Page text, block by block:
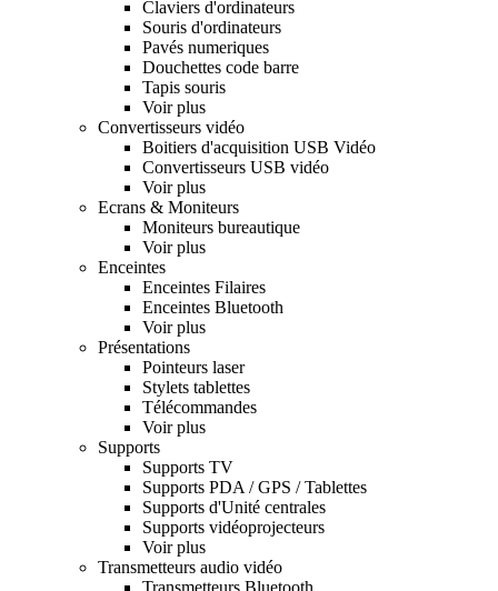
Claviers d'ordinateurs
Souris d'ordinateurs
Pavés numeriques
Douchettes code barre
Tapis souris
Voir plus
Convertisseurs vidéo
Boitiers d'acquisition USB Vidéo
Convertisseurs USB vidéo
Voir plus
Ecrans & Moniteurs
Moniteurs bureautique
Voir plus
Enceintes
Enceintes Filaires
Enceintes Bluetooth
Voir plus
Présentations
Pointeurs laser
Stylets tablettes
Télécommandes
Voir plus
Supports
Supports TV
Supports PDA / GPS / Tablettes
Supports d'Unité centrales
Supports vidéoprojecteurs
Voir plus
Transmetteurs audio vidéo
Transmetteurs Bluetooth